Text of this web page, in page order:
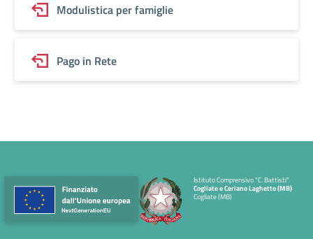
Modulistica per famiglie
Pago in Rete
Istituto Comprensivo "C. Battisti"
Cogliate e Ceriano Laghetto (MB)
Cogliate (MB)